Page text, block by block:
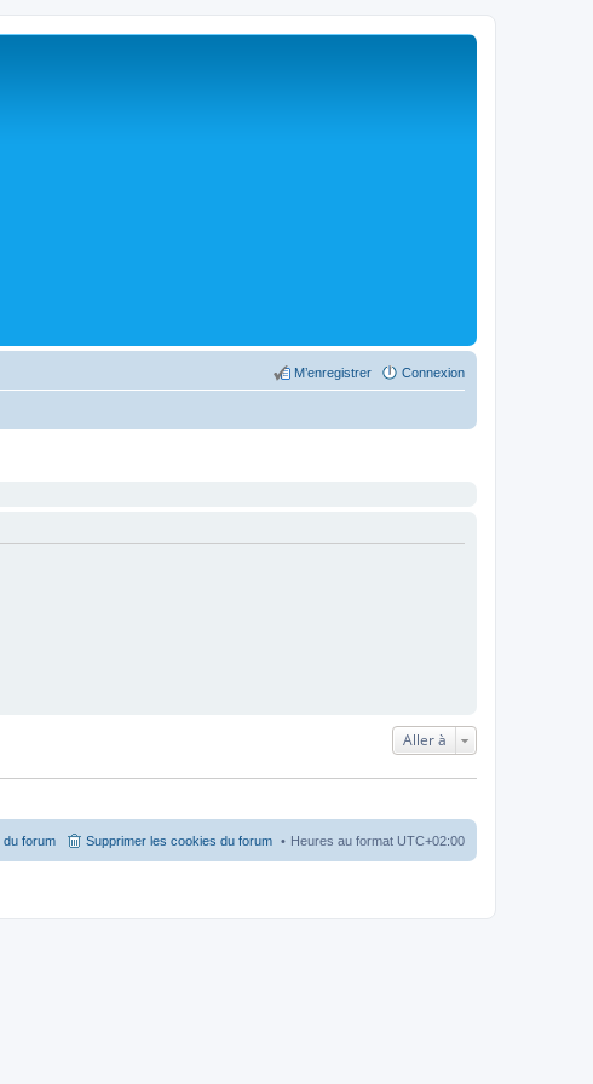
Connexion
M’enregistrer
Aller à
Heures au format UTC+02:00
Supprimer les cookies du forum
du forum